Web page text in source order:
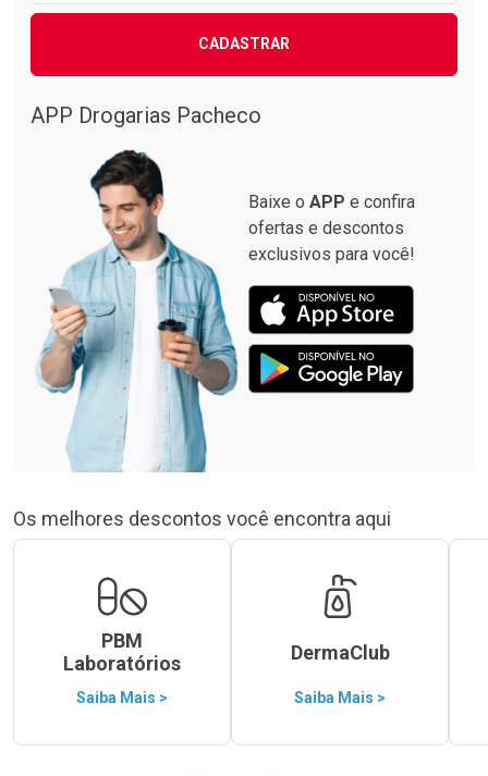
CADASTRAR
APP Drogarias Pacheco
Baixe o APP e confira
ofertas e descontos
exclusivos para você!
Os melhores descontos você encontra aqui
PBM
Laboratórios
Saiba Mais >
DermaClub
Saiba Mais >